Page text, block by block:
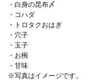
・白身の昆布〆
・コハダ
・トロタクおはぎ
・穴子
・玉子
・お椀
・甘味
※写真はイメージです。